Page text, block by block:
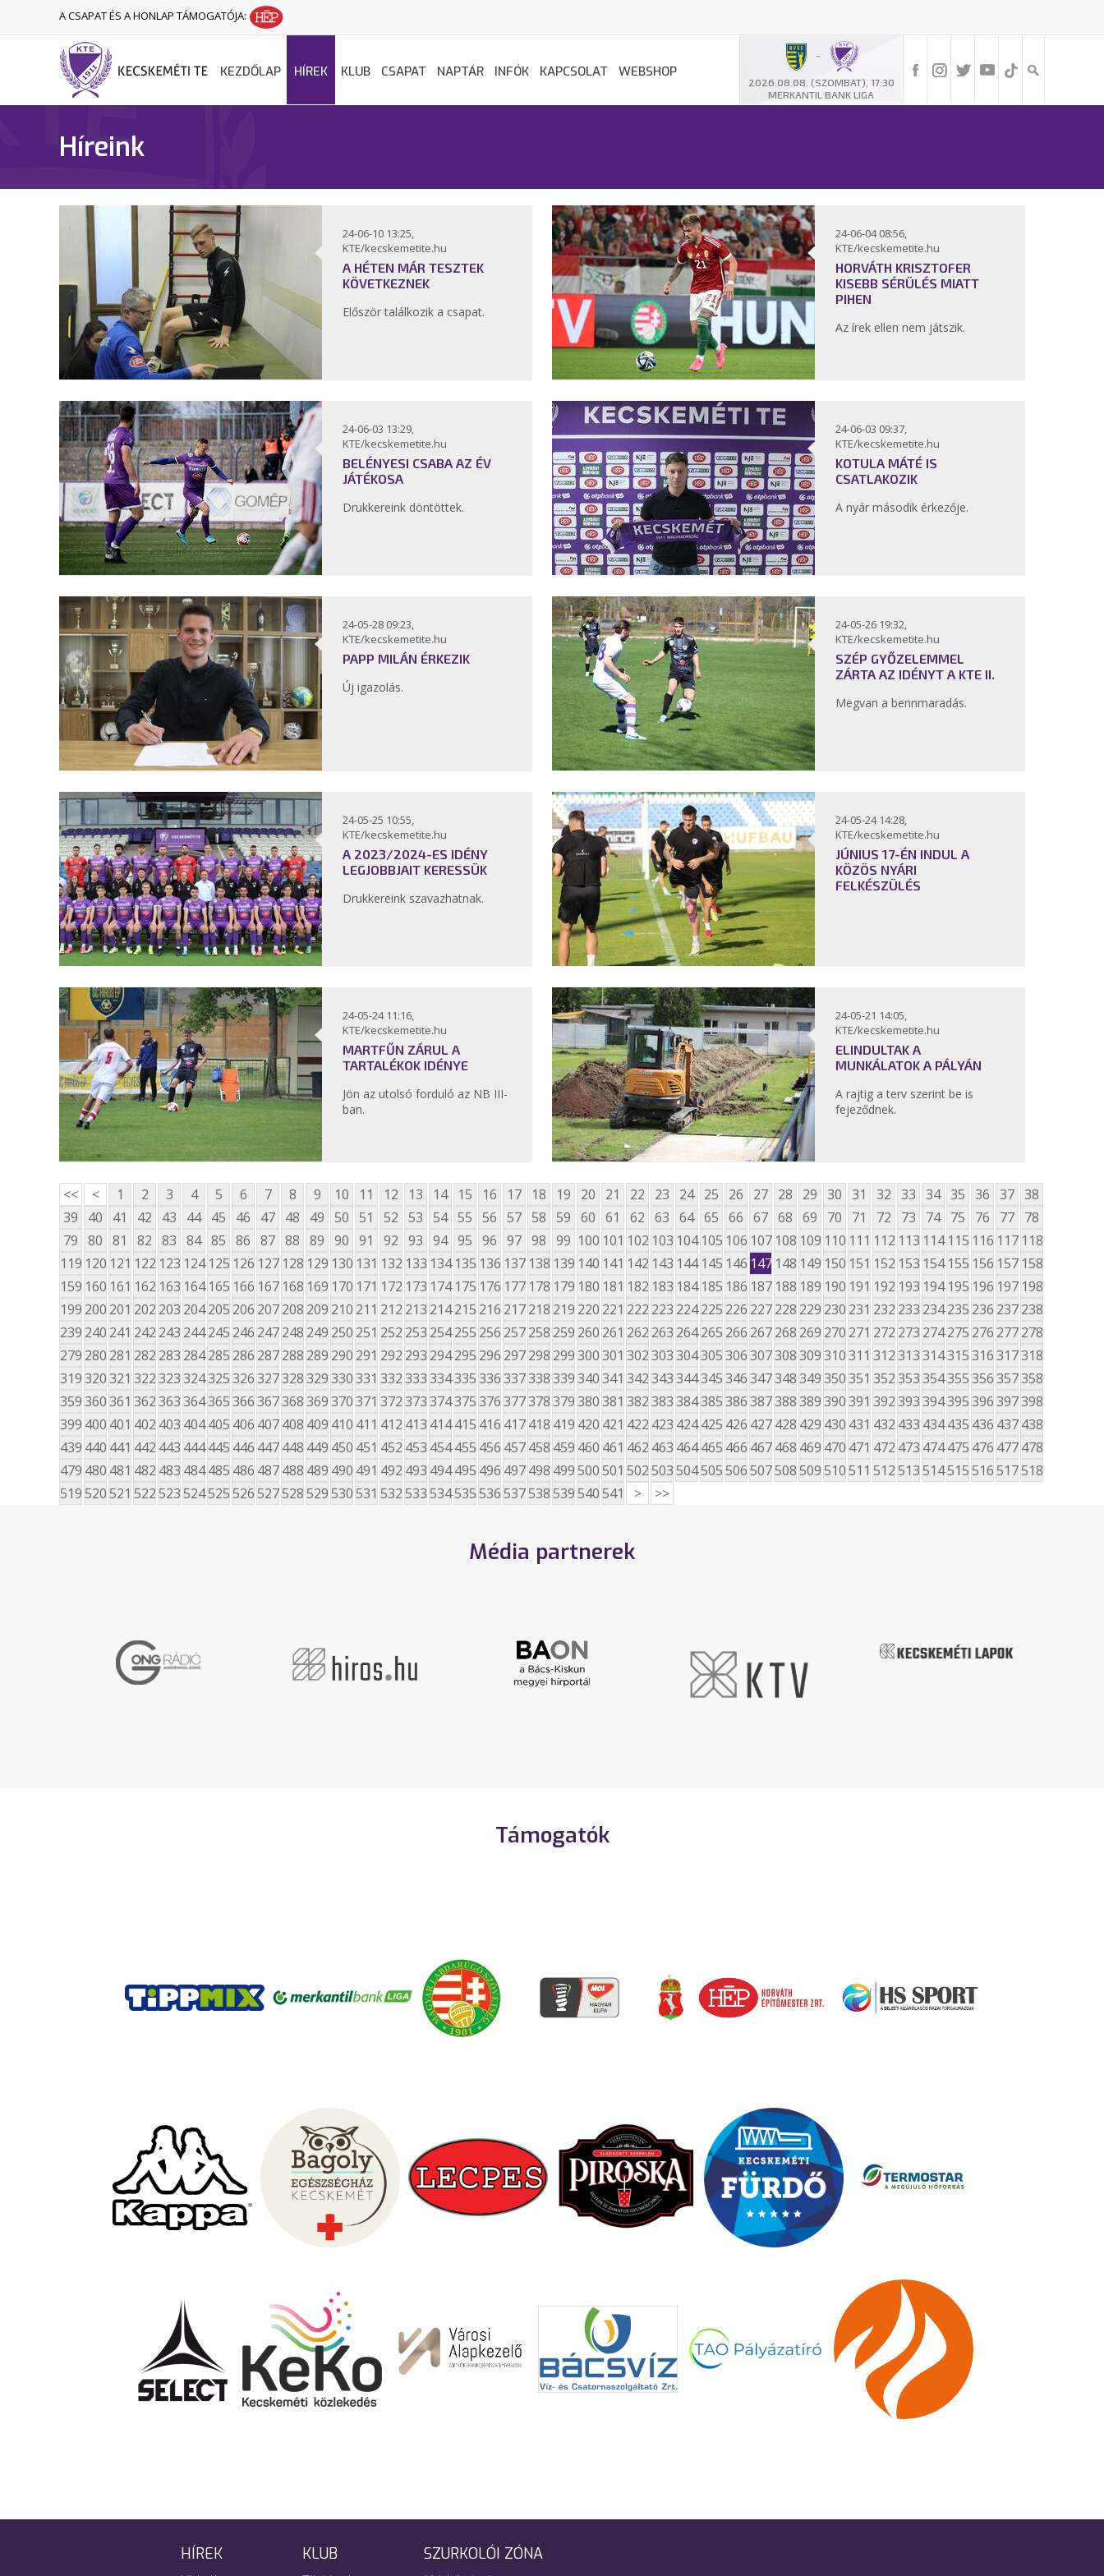
A CSAPAT ÉS A HONLAP TÁMOGATÓJA:
-
2026.08.08. (SZOMBAT), 17:30
MERKANTIL BANK LIGA
KEZDŐLAP HÍREK KLUB CSAPAT NAPTÁR INFÓK KAPCSOLAT WEBSHOP
Híreink
24-06-10 13:25,
KTE/kecskemetite.hu
A HÉTEN MÁR TESZTEK
KÖVETKEZNEK
Először találkozik a csapat.
24-06-04 08:56,
KTE/kecskemetite.hu
HORVÁTH KRISZTOFER
KISEBB SÉRÜLÉS MIATT
PIHEN
Az írek ellen nem játszik.
24-06-03 13:29,
KTE/kecskemetite.hu
BELÉNYESI CSABA AZ ÉV
JÁTÉKOSA
Drukkereink döntöttek.
24-06-03 09:37,
KTE/kecskemetite.hu
KOTULA MÁTÉ IS
CSATLAKOZIK
A nyár második érkezője.
24-05-28 09:23,
KTE/kecskemetite.hu
PAPP MILÁN ÉRKEZIK
Új igazolás.
24-05-26 19:32,
KTE/kecskemetite.hu
SZÉP GYŐZELEMMEL
ZÁRTA AZ IDÉNYT A KTE II.
Megvan a bennmaradás.
24-05-25 10:55,
KTE/kecskemetite.hu
A 2023/2024-ES IDÉNY
LEGJOBBJAIT KERESSÜK
Drukkereink szavazhatnak.
24-05-24 14:28,
KTE/kecskemetite.hu
JÚNIUS 17-ÉN INDUL A
KÖZÖS NYÁRI
FELKÉSZÜLÉS
24-05-24 11:16,
KTE/kecskemetite.hu
MARTFŰN ZÁRUL A
TARTALÉKOK IDÉNYE
Jön az utolsó forduló az NB III-
ban.
24-05-21 14:05,
KTE/kecskemetite.hu
ELINDULTAK A
MUNKÁLATOK A PÁLYÁN
A rajtig a terv szerint be is
fejeződnek.
<< < 1 2 3 4 5 6 7 8 9 10 11 12 13 14 15 16 17 18 19 20 21 22 23 24 25 26 27 28 29 30 31 32 33 34 35 36 37 38
39
40 41 42 43 44 45 46 47 48 49 50 51 52 53 54 55 56 57 58 59 60 61 62 63 64 65 66 67 68 69 70 71 72 73 74 75 76 77 78
79 80 81 82 83 84 85 86 87 88 89 90 91 92 93 94 95 96 97 98 99 100 101 102 103 104 105 106 107 108 109 110 111 112 113 114 115 116 117 118
119 120 121 122 123 124 125 126 127 128 129 130 131 132 133 134 135 136 137 138 139 140 141 142 143 144 145 146 147 148 149 150 151 152 153 154 155 156 157 158
159 160 161 162 163 164 165 166 167 168 169 170 171 172 173 174 175 176 177 178 179 180 181 182 183 184 185 186 187 188 189 190 191 192 193 194 195 196 197 198
199 200 201 202 203 204205 206 207208 209 210 211 212 213 214215 216 217218 219 220 221 222 223 224225 226 227228 229 230 231 232 233 234235 236 237238
239 240 241 242 243 244245 246 247248 249 250 251 252 253 254255 256 257258 259 260 261 262 263 264265 266 267268 269 270 271 272 273 274275 276 277278
279 280 281 282 283 284285 286 287288 289 290 291 292 293 294295 296 297298 299300301 302303304305306307308309310311 312313314315316317318
319320321 322323324325326327328329330331 332333334335336337338339340341 342343344345346347348349350351 352353354355356357358
359360361 362363364365366367368369370371 372373374375376377378379380381 382383384385386387388389390391 392393394395396397398
399 400 401 402 403 404405 406 407408 409 410 411 412 413 414415 416 417418 419 420 421 422 423 424425 426 427428 429 430 431 432 433 434435 436 437438
439 440 441 442 443 444445 446 447448 449 450 451 452 453 454455 456 457458 459 460 461 462 463 464465 466 467468 469 470 471 472 473 474475 476 477478
479 480 481 482 483 484485 486 487488 489 490 491 492 493 494495 496 497498 499500501 502503504505506507508509510511 512513514515516517518
519520521 522523524525526527528529530531 532533534535536537538539540541 > >>
Média partnerek
Támogatók
HÍREK KLUB SZURKOLÓI ZÓNA